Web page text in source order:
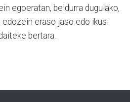
egoeratan, beldurra dugulako,
eraso jaso edo ikusi
bertara.